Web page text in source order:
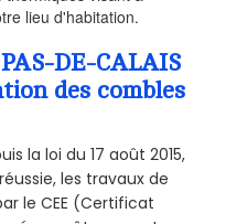
lieu d'habitation.
DE-CALAIS
des combles
la loi du 17 août 2015,
les travaux de
le CEE (Certificat